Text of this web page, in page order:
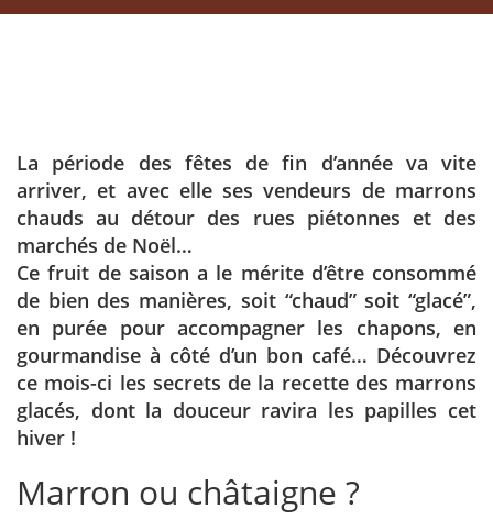
La période des fêtes de fin d’année va vite
arriver, et avec elle ses vendeurs de marrons
chauds au détour des rues piétonnes et des
marchés de Noël…
Ce fruit de saison a le mérite d’être consommé
de bien des manières, soit “chaud” soit “glacé”,
en purée pour accompagner les chapons, en
gourmandise à côté d’un bon café… Découvrez
ce mois-ci les secrets de la recette des marrons
glacés, dont la douceur ravira les papilles cet
hiver !
Marron ou châtaigne ?